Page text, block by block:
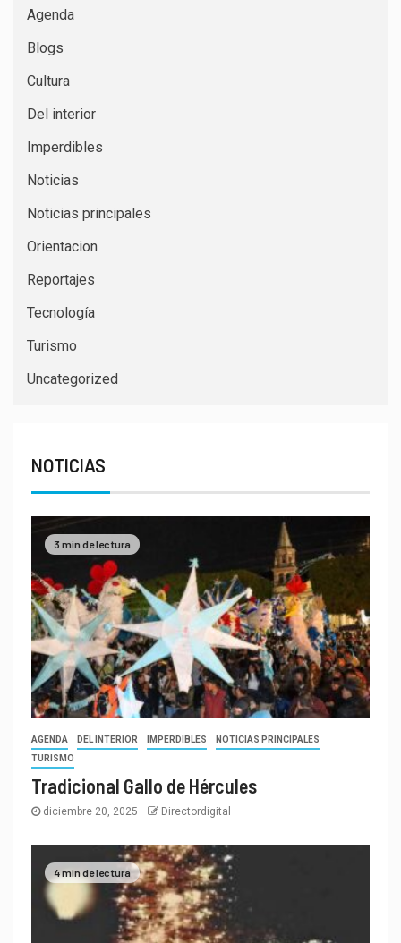
Agenda
Blogs
Cultura
Del interior
Imperdibles
Noticias
Noticias principales
Orientacion
Reportajes
Tecnología
Turismo
Uncategorized
NOTICIAS
3 min de lectura
AGENDA DEL INTERIOR IMPERDIBLES
NOTICIAS PRINCIPALES
TURISMO
Tradicional Gallo de Hércules
diciembre 20, 2025 Directordigital
4 min de lectura